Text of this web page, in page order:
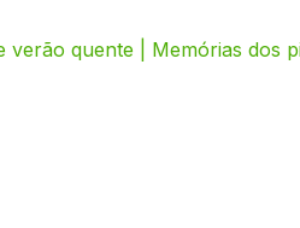
verão quente | Memórias dos